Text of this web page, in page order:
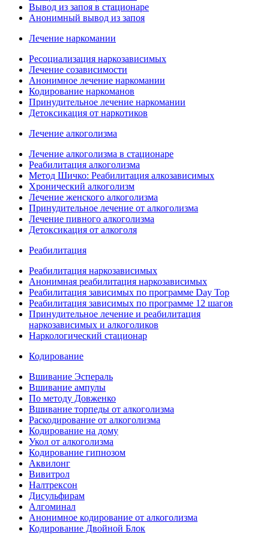
Вывод из запоя в стационаре
Анонимный вывод из запоя
Лечение наркомании
Ресоциализация наркозависимых
Лечение созависимости
Анонимное лечение наркомании
Кодирование наркоманов
Принудительное лечение наркомании
Детоксикация от наркотиков
Лечение алкоголизма
Лечение алкоголизма в стационаре
Реабилитация алкоголизма
Метод Шичко: Реабилитация алкозависимых
Хронический алкоголизм
Лечение женского алкоголизма
Принудительное лечение от алкоголизма
Лечение пивного алкоголизма
Детоксикация от алкоголя
Реабилитация
Реабилитация наркозависимых
Анонимная реабилитация наркозависимых
Реабилитация зависимых по программе Day Top
Реабилитация зависимых по программе 12 шагов
Принудительное лечение и реабилитация
наркозависимых и алкоголиков
Наркологический стационар
Кодирование
Вшивание Эспераль
Вшивание ампулы
По методу Довженко
Вшивание торпеды от алкоголизма
Раскодирование от алкоголизма
Кодирование на дому
Укол от алкоголизма
Кодирование гипнозом
Аквилонг
Вивитрол
Налтрексон
Дисульфирам
Алгоминал
Анонимное кодирование от алкоголизма
Кодирование Двойной Блок